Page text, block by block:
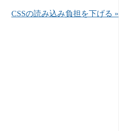
CSSの読み込み負担を下げる »